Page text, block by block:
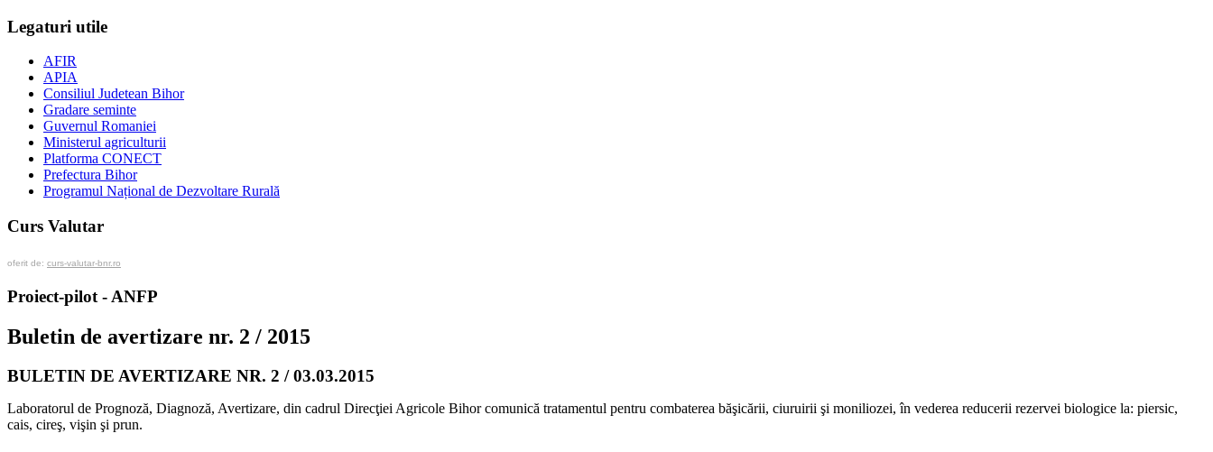
Legaturi utile
AFIR
APIA
Consiliul Judetean Bihor
Gradare seminte
Guvernul Romaniei
Ministerul agriculturii
Platforma CONECT
Prefectura Bihor
Programul Național de Dezvoltare Rurală
Curs Valutar
oferit de: curs-valutar-bnr.ro
Proiect-pilot - ANFP
Buletin de avertizare nr. 2 / 2015
BULETIN DE AVERTIZARE NR. 2 / 03.03.2015
Laboratorul de Prognoză, Diagnoză, Avertizare, din cadrul Direcţiei Agricole Bihor comunică tratamentul pentru combaterea băşicării, ciuruirii şi moniliozei, în vederea reducerii rezervei biologice la: piersic,
cais, cireş, vişin şi prun.